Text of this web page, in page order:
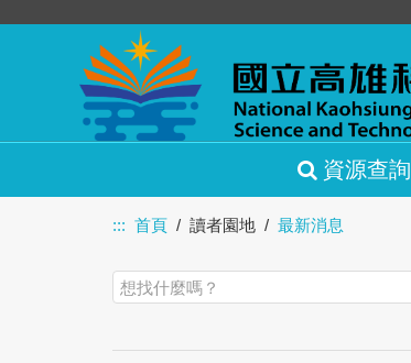
資源查詢
::: 首頁 讀者園地 最新消息